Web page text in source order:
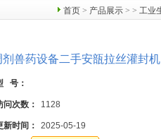
首页 > 产品展示 > > 工业
剂兽药设备二手安瓿拉丝灌封机
号：
问次数： 1128
新时间： 2025-05-19